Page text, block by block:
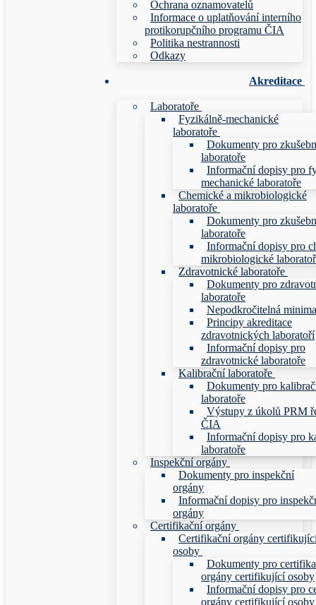
Ochrana oznamovatelů
Informace o uplatňování interního
protikorupčního programu ČIA
Politika nestrannosti
Odkazy
Akreditace
Laboratoře
Fyzikálně-mechanické
laboratoře
Dokumenty pro
laboratoře
Informační dopisy pro
mechanické laboratoře
Chemické a mikrobiologické
laboratoře
Dokumenty pro
laboratoře
Informační dopisy pro
mikrobiologické
Zdravotnické laboratoře
Dokumenty pro
laboratoře
Nepodkročitelná minima
Principy akreditace
zdravotnických laboratoří
Informační dopisy pro
zdravotnické laboratoře
Kalibrační laboratoře
Dokumenty pro
laboratoře
Výstupy z úkolů PRM
ČIA
Informační dopisy pro
laboratoře
Inspekční orgány
Dokumenty pro inspekční
orgány
Informační dopisy pro
orgány
Certifikační orgány
Certifikační orgány
osoby
Dokumenty pro
orgány certifikující osoby
Informační dopisy pro
orgány certifikující osoby